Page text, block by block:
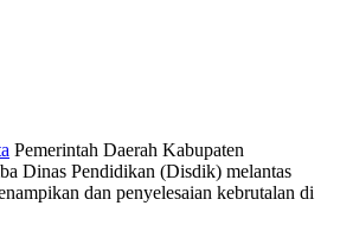
Pemerintah Daerah Kabupaten
Dinas Pendidikan (Disdik) melantas
dan penyelesaian kebrutalan di